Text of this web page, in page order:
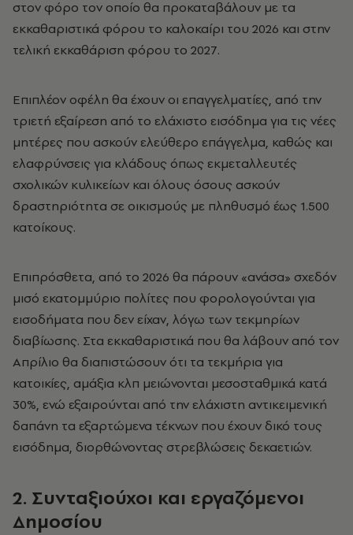
στον φόρο τον οποίο θα προκαταβάλουν με τα
εκκαθαριστικά φόρου το καλοκαίρι του 2026 και στην
τελική εκκαθάριση φόρου το 2027.
Επιπλέον οφέλη θα έχουν οι επαγγελματίες, από την
τριετή εξαίρεση από το ελάχιστο εισόδημα για τις νέες
μητέρες που ασκούν ελεύθερο επάγγελμα, καθώς και
ελαφρύνσεις για κλάδους όπως εκμεταλλευτές
σχολικών κυλικείων και όλους όσους ασκούν
δραστηριότητα σε οικισμούς με πληθυσμό έως 1.500
κατοίκους.
Επιπρόσθετα, από το 2026 θα πάρουν «ανάσα» σχεδόν
μισό εκατομμύριο πολίτες που φορολογούνται για
εισοδήματα που δεν είχαν, λόγω των τεκμηρίων
διαβίωσης. Στα εκκαθαριστικά που θα λάβουν από τον
Απρίλιο θα διαπιστώσουν ότι τα τεκμήρια για
κατοικίες, αμάξια κλπ μειώνονται μεσοσταθμικά κατά
30%, ενώ εξαιρούνται από την ελάχιστη αντικειμενική
δαπάνη τα εξαρτώμενα τέκνων που έχουν δικό τους
εισόδημα, διορθώνοντας στρεβλώσεις δεκαετιών.
2. Συνταξιούχοι και εργαζόμενοι
Δημοσίου